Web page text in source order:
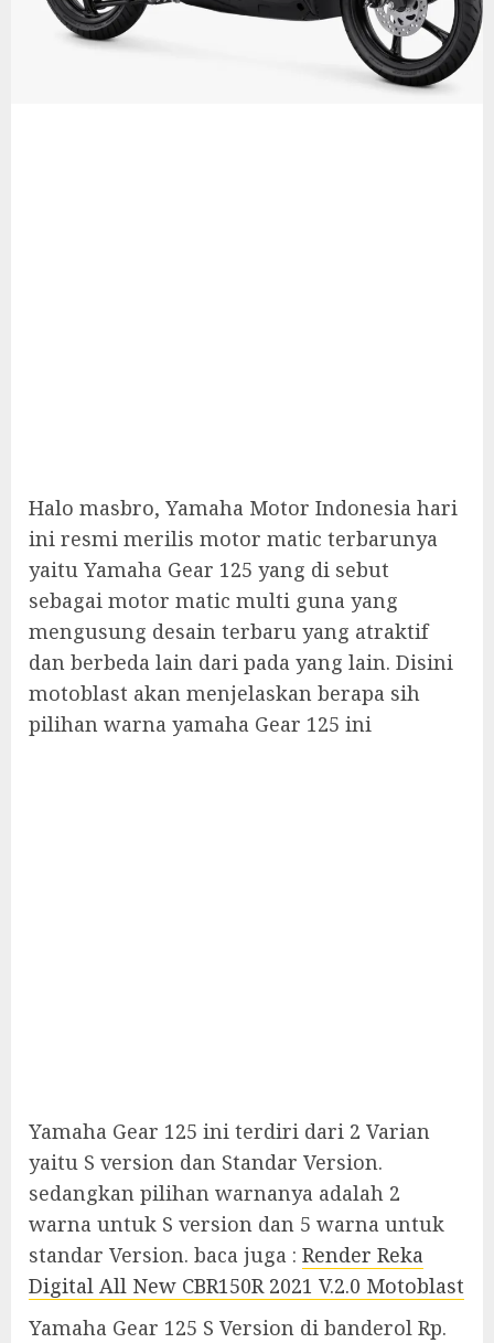
Halo masbro, Yamaha Motor Indonesia hari
ini resmi merilis motor matic terbarunya
yaitu Yamaha Gear 125 yang di sebut
sebagai motor matic multi guna yang
mengusung desain terbaru yang atraktif
dan berbeda lain dari pada yang lain. Disini
motoblast akan menjelaskan berapa sih
pilihan warna yamaha Gear 125 ini
Yamaha Gear 125 ini terdiri dari 2 Varian
yaitu S version dan Standar Version.
sedangkan pilihan warnanya adalah 2
warna untuk S version dan 5 warna untuk
standar Version. baca juga : Render Reka
Digital All New CBR150R 2021 V.2.0 Motoblast
Yamaha Gear 125 S Version di banderol Rp.